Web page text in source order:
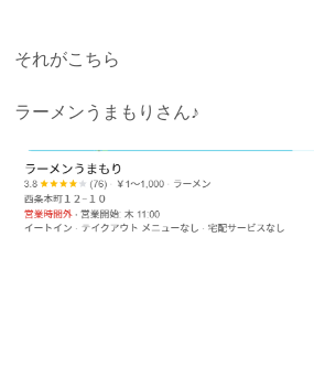
それがこちら
ラーメンうまもりさん♪